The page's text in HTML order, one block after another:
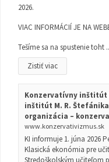
2026.
VIAC INFORMÁCIÍ JE NA
Tešíme sa na spustenie toht
Zistiť viac
Konzervatívny inštitút
inštitút M. R.
organizácia –
www.konzervativizmus.sk
KI informuje 1. júna 2026
Klasická ekonómia pre